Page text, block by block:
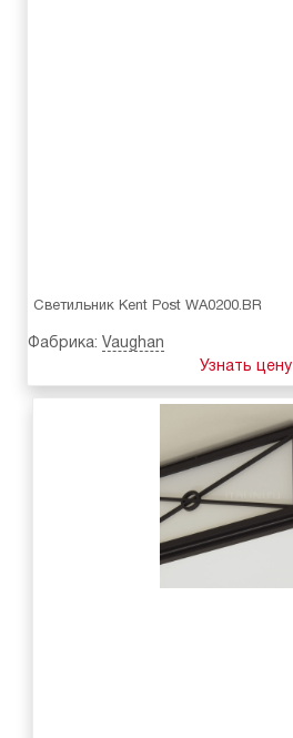
Светильник Kent Post WA0200.BR
Фабрика: Vaughan
Узнать цену